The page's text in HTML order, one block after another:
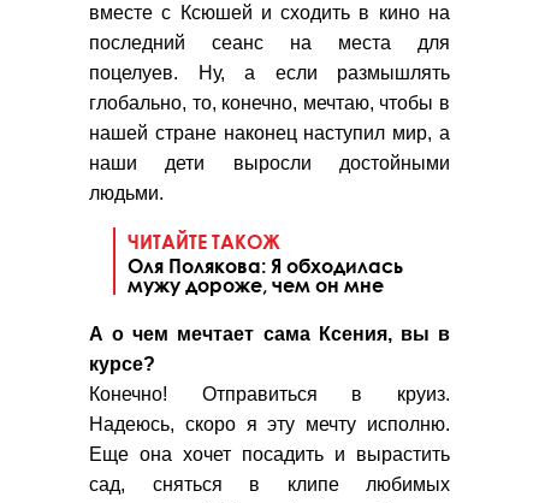
вместе с Ксюшей и сходить в кино на
последний сеанс на места для
поцелуев. Ну, а если размышлять
глобально, то, конечно, мечтаю, чтобы в
нашей стране наконец наступил мир, а
наши дети выросли достойными
людьми.
ЧИТАЙТЕ ТАКОЖ
Оля Полякова: Я обходилась
мужу дороже, чем он мне
А о чем мечтает сама Ксения, вы в
курсе?
Конечно! Отправиться в круиз.
Надеюсь, скоро я эту мечту исполню.
Еще она хочет посадить и вырастить
сад, сняться в клипе любимых